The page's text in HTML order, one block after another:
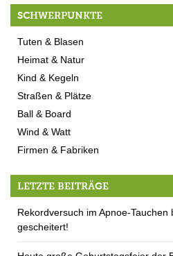
SCHWERPUNKTE
Tuten & Blasen
Heimat & Natur
Kind & Kegeln
Straßen & Plätze
Ball & Board
Wind & Watt
Firmen & Fabriken
LETZTE BEITRÄGE
Rekordversuch im Apnoe-Tauchen
gescheitert!